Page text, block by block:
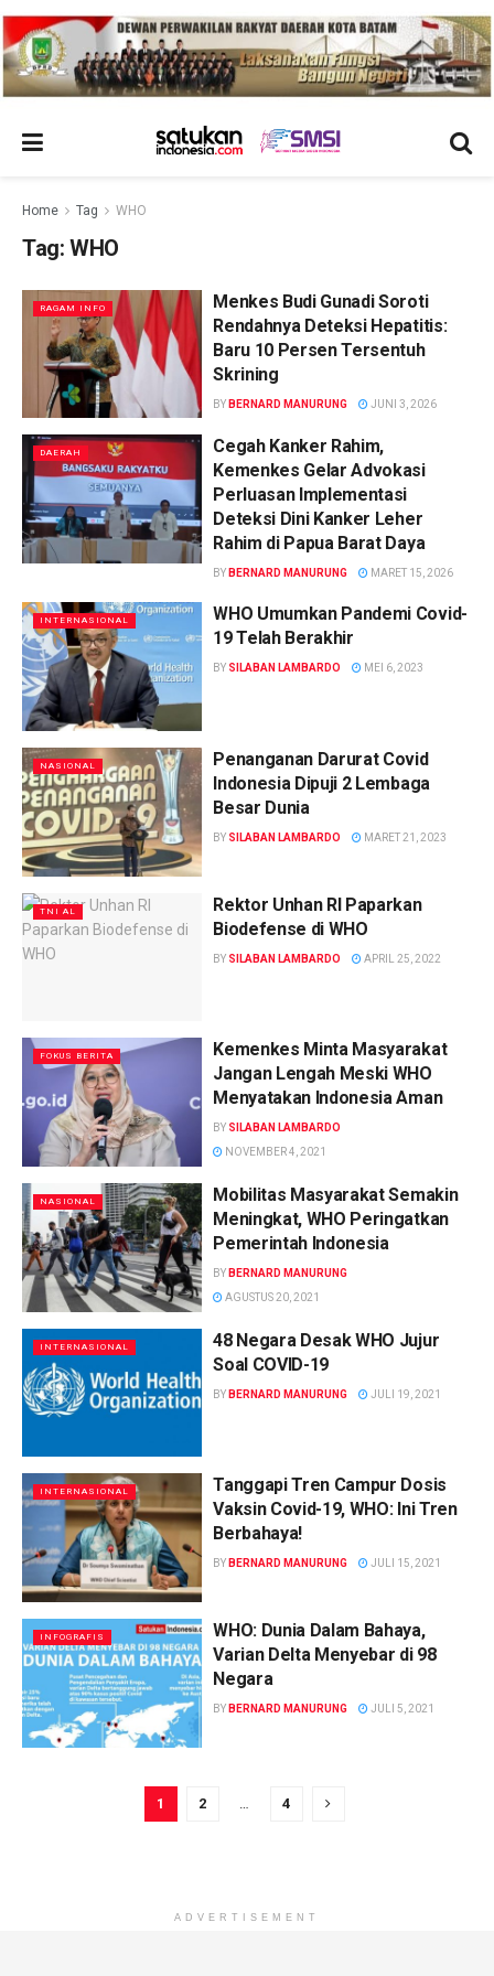
Home Tag WHO
Tag: WHO
RAGAM INFO
Menkes Budi Gunadi Soroti
Rendahnya Deteksi Hepatitis:
Baru 10 Persen Tersentuh
Skrining
BY BERNARD MANURUNG JUNI 3, 2026
DAERAH
Cegah Kanker Rahim,
Kemenkes Gelar Advokasi
Perluasan Implementasi
Deteksi Dini Kanker Leher
Rahim di Papua Barat Daya
BY BERNARD MANURUNG MARET 15, 2026
INTERNASIONAL
WHO Umumkan Pandemi Covid-
19 Telah Berakhir
BY SILABAN LAMBARDO MEI 6, 2023
NASIONAL
Penanganan Darurat Covid
Indonesia Dipuji 2 Lembaga
Besar Dunia
BY SILABAN LAMBARDO MARET 21, 2023
TNI AL
Rektor Unhan RI Paparkan
Biodefense di WHO
BY SILABAN LAMBARDO APRIL 25, 2022
FOKUS BERITA
Kemenkes Minta Masyarakat
Jangan Lengah Meski WHO
Menyatakan Indonesia Aman
BY SILABAN LAMBARDO
NOVEMBER 4, 2021
NASIONAL
Mobilitas Masyarakat Semakin
Meningkat, WHO Peringatkan
Pemerintah Indonesia
BY BERNARD MANURUNG
AGUSTUS 20, 2021
INTERNASIONAL
48 Negara Desak WHO Jujur
Soal COVID-19
BY BERNARD MANURUNG JULI 19, 2021
INTERNASIONAL
Tanggapi Tren Campur Dosis
Vaksin Covid-19, WHO: Ini Tren
Berbahaya!
BY BERNARD MANURUNG JULI 15, 2021
INFOGRAFIS
WHO: Dunia Dalam Bahaya,
Varian Delta Menyebar di 98
Negara
BY BERNARD MANURUNG JULI 5, 2021
1 2 4
ADVERTISEMENT